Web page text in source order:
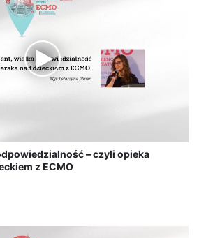
– czyli opieka
z ECMO